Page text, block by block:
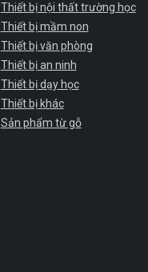
Thiết bị nội thất trường học
Thiết bị mầm non
Thiết bị văn phòng
Thiết bị an ninh
Thiết bị dạy học
Thiết bị khác
Sản phẩm từ gỗ